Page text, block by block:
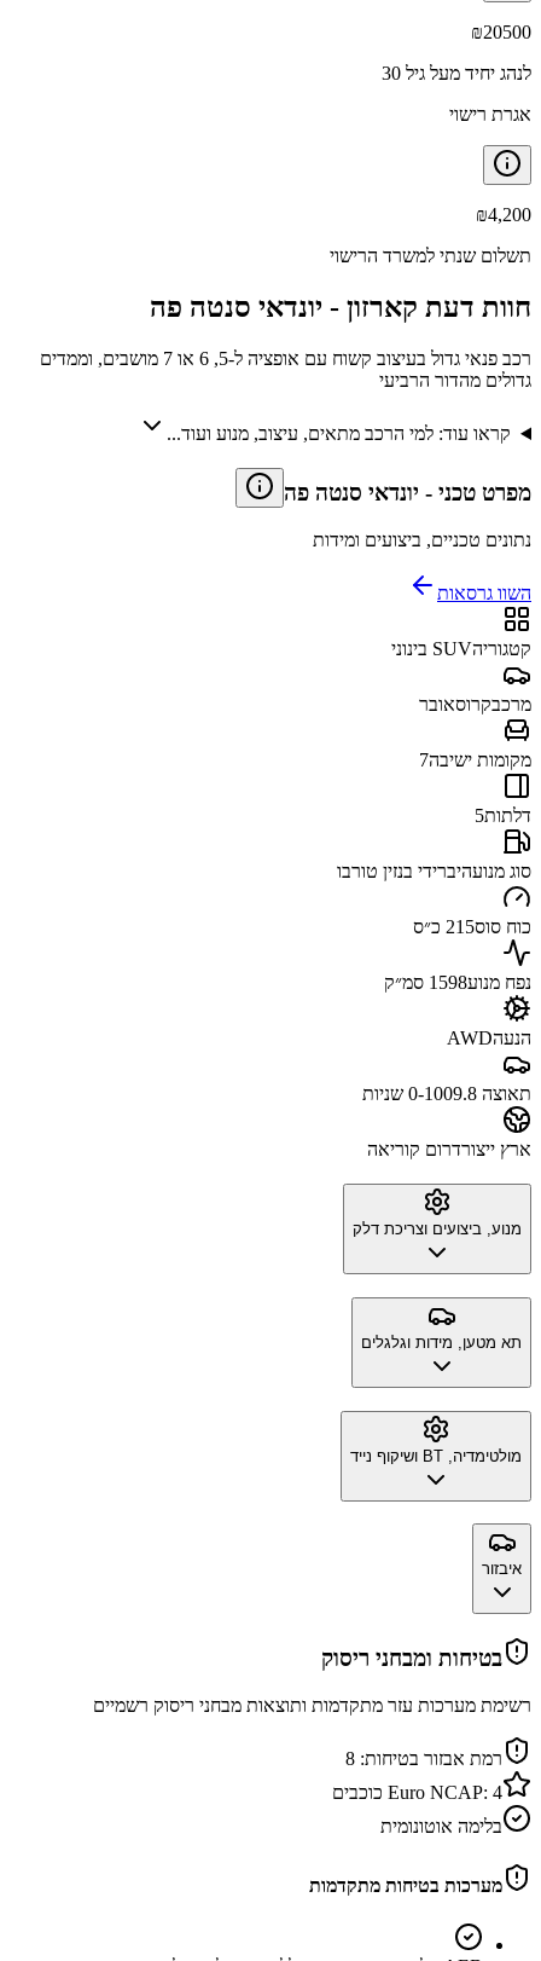
₪20500
לנהג יחיד מעל גיל 30
אגרת רישוי
₪4,200
תשלום שנתי למשרד הרישוי
חוות דעת קארזון - יונדאי סנטה פה
רכב פנאי גדול בעיצוב קשוח עם אופציה ל-5, 6 או 7 מושבים, וממדים
גדולים מהדור הרביעי
קראו עוד: למי הרכב מתאים, עיצוב, מנוע ועוד...
מפרט טכני - יונדאי סנטה פה
נתונים טכניים, ביצועים ומידות
השוו גרסאות
קטגוריהSUV בינוני
מרכבקרוסאובר
מקומות ישיבה7
דלתות5
סוג מנועהיברידי בנזין טורבו
כוח סוס215 כ״ס
נפח מנוע1598 סמ״ק
הנעהAWD
תאוצה 0-100 9.8 שניות
ארץ ייצורדרום קוריאה
מנוע, ביצועים וצריכת דלק
תא מטען, מידות וגלגלים
מולטימדיה, BT ושיקוף נייד
איבזור
בטיחות ומבחני ריסוק
רשימת מערכות עזר מתקדמות ותוצאות מבחני ריסוק רשמיים
רמת אבזור בטיחות: 8
Euro NCAP: 4
כוכבים
בלימה אוטונומית
מערכות בטיחות מתקדמות